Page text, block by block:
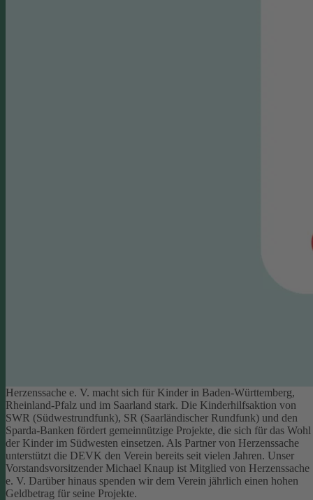
Herzenssache e. V. macht sich für Kinder in Baden-Württemberg,
Rheinland-Pfalz und im Saarland stark. Die Kinderhilfsaktion von
SWR (Südwestrundfunk), SR (Saarländischer Rundfunk) und den
Sparda-Banken fördert gemeinnützige Projekte, die sich für das Wohl
der Kinder im Südwesten einsetzen. Als Partner von Herzenssache
unterstützt die DEVK den Verein bereits seit vielen Jahren. Unser
Vorstandsvorsitzender Michael Knaup ist Mitglied von Herzenssache
e. V. Darüber hinaus spenden wir dem Verein jährlich einen hohen
Geldbetrag für seine Projekte.